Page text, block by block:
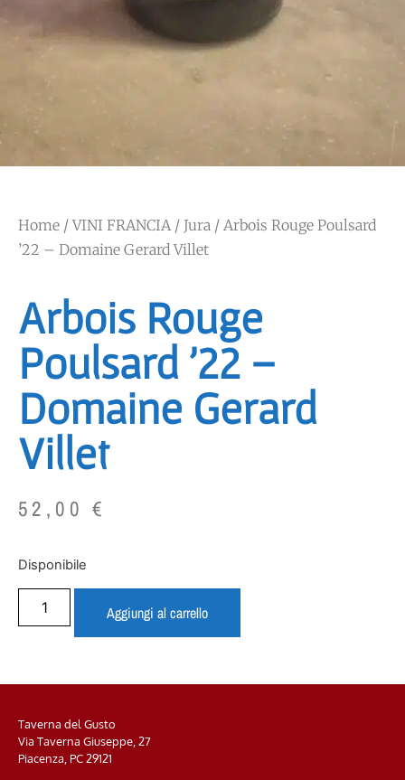
Home /VINI FRANCIA / Jura / Arbois Rouge Poulsard
’22 – Domaine Gerard Villet
Arbois Rouge
Poulsard ’22 –
Domaine Gerard
Villet
52,00€
Disponibile
Aggiungi al carrello
Taverna del Gusto
Via Taverna Giuseppe, 27
Piacenza, PC29121